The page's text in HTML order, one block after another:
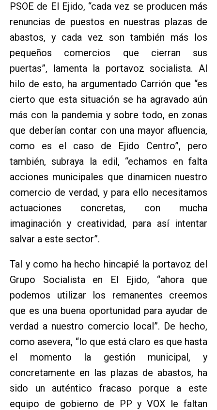
PSOE de El Ejido, “cada vez se producen más
renuncias de puestos en nuestras plazas de
abastos, y cada vez son también más los
pequeños comercios que cierran sus
puertas”, lamenta la portavoz socialista. Al
hilo de esto, ha argumentado Carrión que “es
cierto que esta situación se ha agravado aún
más con la pandemia y sobre todo, en zonas
que deberían contar con una mayor afluencia,
como es el caso de Ejido Centro”, pero
también, subraya la edil, “echamos en falta
acciones municipales que dinamicen nuestro
comercio de verdad, y para ello necesitamos
actuaciones concretas, con mucha
imaginación y creatividad, para así intentar
salvar a este sector”.
Tal y como ha hecho hincapié la portavoz del
Grupo Socialista en El Ejido, “ahora que
podemos utilizar los remanentes creemos
que es una buena oportunidad para ayudar de
verdad a nuestro comercio local”. De hecho,
como asevera, “lo que está claro es que hasta
el momento la gestión municipal, y
concretamente en las plazas de abastos, ha
sido un auténtico fracaso porque a este
equipo de gobierno de PP y VOX le faltan